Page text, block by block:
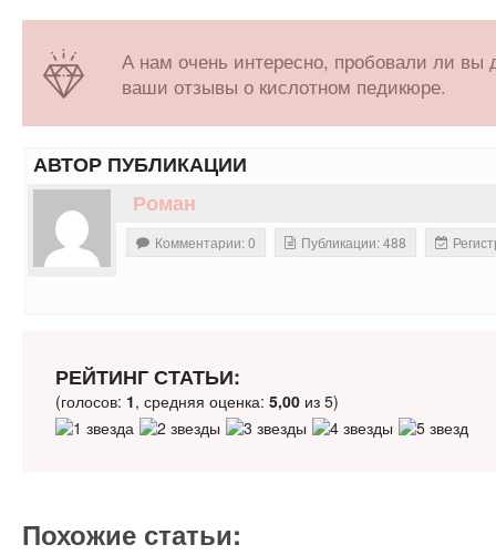
А нам очень интересно, пробовали ли
ваши отзывы о кислотном педикюре.
АВТОР ПУБЛИКАЦИИ
Роман
Комментарии: 0 Публикации: 488
РЕЙТИНГ СТАТЬИ:
(голосов: 1, средняя оценка: 5,00из 5)
Похожие статьи: